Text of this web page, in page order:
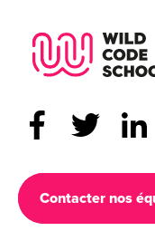
Contacter nos